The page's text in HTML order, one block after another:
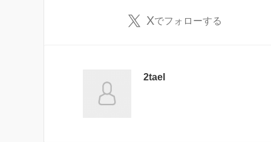
Xでフォローする
2tael